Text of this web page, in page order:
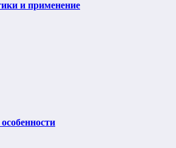
и применение